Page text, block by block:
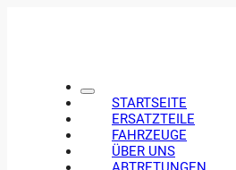
STARTSEITE
ERSATZTEILE
FAHRZEUGE
ÜBER UNS